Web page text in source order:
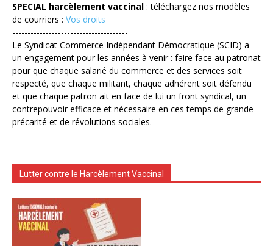
SPECIAL harcèlement vaccinal : téléchargez nos modèles
de courriers : Vos droits
--------------------------------------
Le Syndicat Commerce Indépendant Démocratique (SCID) a
un engagement pour les années à venir : faire face au patronat
pour que chaque salarié du commerce et des services soit
respecté, que chaque militant, chaque adhérent soit défendu
et que chaque patron ait en face de lui un front syndical, un
contrepouvoir efficace et nécessaire en ces temps de grande
précarité et de révolutions sociales.
Lutter contre le Harcèlement Vaccinal